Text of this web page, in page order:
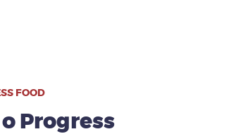
FOOD
Progress